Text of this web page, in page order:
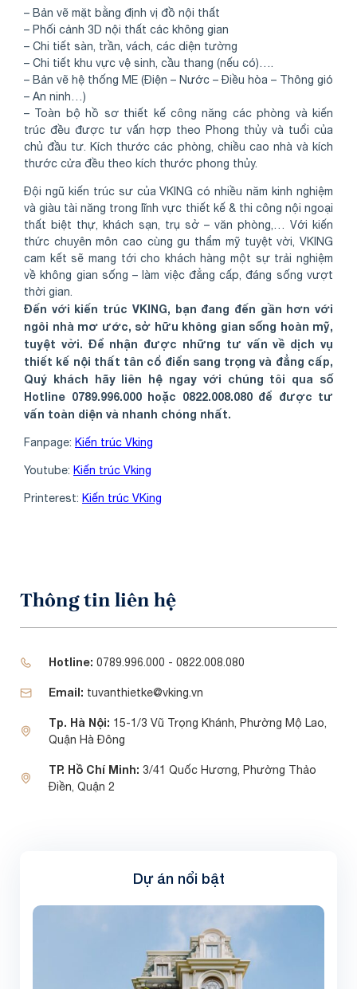
– Bản vẽ mặt bằng định vị đồ nội thất
– Phối cảnh 3D nội thất các không gian
– Chi tiết sàn, trần, vách, các diện tường
– Chi tiết khu vực vệ sinh, cầu thang (nếu có)….
– Bản vẽ hệ thống ME (Điện – Nước – Điều hòa – Thông gió
– An ninh…)
– Toàn bộ hồ sơ thiết kế công năng các phòng và kiến
trúc đều được tư vấn hợp theo Phong thủy và tuổi của
chủ đầu tư. Kích thước các phòng, chiều cao nhà và kích
thước cửa đều theo kích thước phong thủy.
Đội ngũ kiến trúc sư của VKING có nhiều năm kinh nghiệm
và giàu tài năng trong lĩnh vực thiết kế & thi công nội ngoại
thất biệt thự, khách sạn, trụ sở – văn phòng,… Với kiến
thức chuyên môn cao cùng gu thẩm mỹ tuyệt vời, VKING
cam kết sẽ mang tới cho khách hàng một sự trải nghiệm
về không gian sống – làm việc đẳng cấp, đáng sống vượt
thời gian.
Đến với kiến trúc VKING, bạn đang đến gần hơn với
ngôi nhà mơ ước, sở hữu không gian sống hoàn mỹ,
tuyệt vời. Để nhận được những tư vấn về dịch vụ
thiết kế nội thất tân cổ điển sang trọng và đẳng cấp,
Quý khách hãy liên hệ ngay với chúng tôi qua số
Hotline 0789.996.000 hoặc 0822.008.080 để được tư
vấn toàn diện và nhanh chóng nhất.
Fanpage: Kiến trúc Vking
Youtube: Kiến trúc Vking
Printerest: Kiến trúc VKing
Thông tin liên hệ
Hotline: 0789.996.000 - 0822.008.080
Email: tuvanthietke@vking.vn
Tp. Hà Nội: 15-1/3 Vũ Trọng Khánh, Phường Mộ Lao,
Quận Hà Đông
TP. Hồ Chí Minh: 3/41 Quốc Hương, Phường Thảo
Điền, Quận 2
Dự án nổi bật